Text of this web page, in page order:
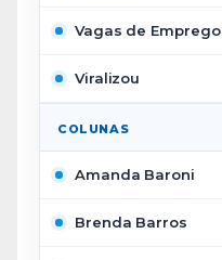
Vagas de Emprego
Viralizou
COLUNAS
Amanda Baroni
Brenda Barros